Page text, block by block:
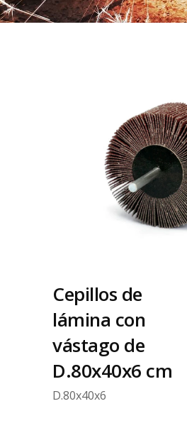
Cepillos de
lámina con
vástago de
D.80x40x6 cm
D.80x40x6